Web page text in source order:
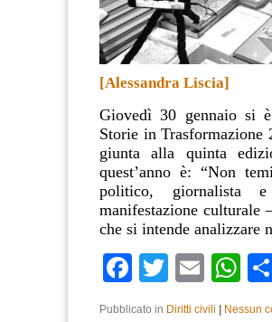
[Alessandra Liscia]
Giovedì 30 gennaio si
Storie in Trasformazione
giunta alla quinta
quest’anno è: “Non
politico, giornalista
manifestazione culturale
che si intende analizzare
Facebook
TwitterEmail
Pubblicato in Diritti civili Nessun